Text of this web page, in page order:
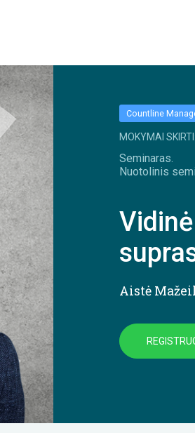
Countline
MOKYMAI
Seminaras.
Nuotolinis
Aistė